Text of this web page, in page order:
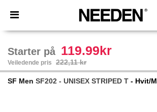
× Needen-app
Bedre priser i appen!
Starter på 119.99kr
Veiledende pris 222,11 kr
SF Men SF202 - UNISEX STRIPED T - Hvit/